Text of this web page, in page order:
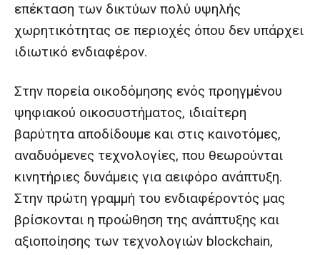
επέκταση των δικτύων πολύ υψηλής
χωρητικότητας σε περιοχές όπου δεν υπάρχει
ιδιωτικό ενδιαφέρον.
Στην πορεία οικοδόμησης ενός προηγμένου
ψηφιακού οικοσυστήματος, ιδιαίτερη
βαρύτητα αποδίδουμε και στις καινοτόμες,
αναδυόμενες τεχνολογίες, που θεωρούνται
κινητήριες δυνάμεις για αειφόρο ανάπτυξη.
Στην πρώτη γραμμή του ενδιαφέροντός μας
βρίσκονται η προώθηση της ανάπτυξης και
αξιοποίησης των τεχνολογιών blockchain,